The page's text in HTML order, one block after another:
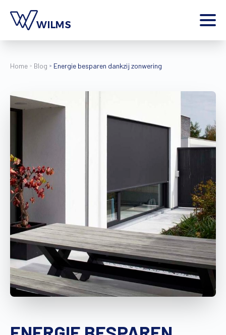
Vind een verdeler Offerte op maat
Gratis brochure
Inspiratie
Wilms World
NL
Home Blog Energie besparen dankzij zonwering